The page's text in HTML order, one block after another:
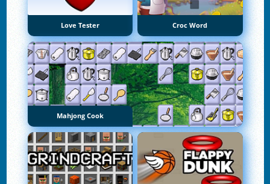
Love Tester Croc Word
Mahjong Cook